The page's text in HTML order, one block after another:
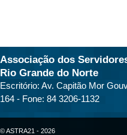
Associação dos
Rio Grande do Norte
Escritório: Av. Capitão Mor
164 - Fone: 84 3206-1132
© ASTRA21 - 2026